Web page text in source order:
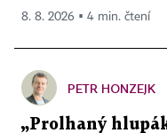
8. 8. 2026 ▪ 4 min. čtení
PETR HONZEJK
„Prolhaný